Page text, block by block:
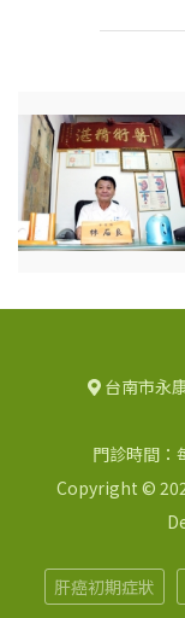
台南市永
門診時間：
Copyright ©
肝癌初期症狀